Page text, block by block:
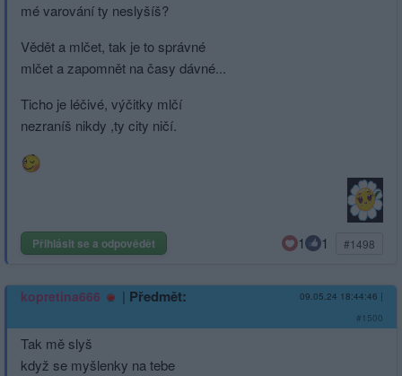
mé varování ty neslyšíš?
Vědět a mlčet, tak je to správné
mlčet a zapomnět na časy dávné...
Ticho je léčivé, výčitky mlčí
nezraníš nikdy ,ty city ničí.
Přihlásit se a odpovědět 1 1 #1498
kopretina666 | Předmět: 09.05.24 18:44:46 |
#1500
Tak mě slyš
když se myšlenky na tebe